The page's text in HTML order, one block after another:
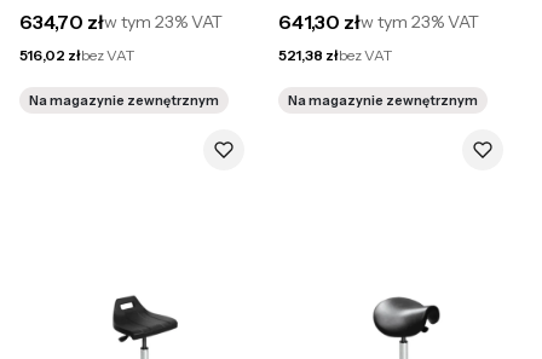
Cena brutto
634,70 złw tym 23%VAT
Cena netto
516,02 złbez VAT
Na magazynie zewnętrznym
Cena brutto
641,30 złw tym23%VAT
Cena netto
521,38 złbez VAT
Na magazynie zewnętrznym